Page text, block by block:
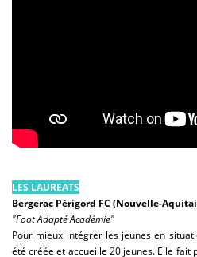
LES LAUREATS
Bergerac Périgord FC (Nouvelle-
"Foot Adapté Académie"
Pour mieux intégrer les jeunes en
été créée et accueille 20 jeunes. Elle fait